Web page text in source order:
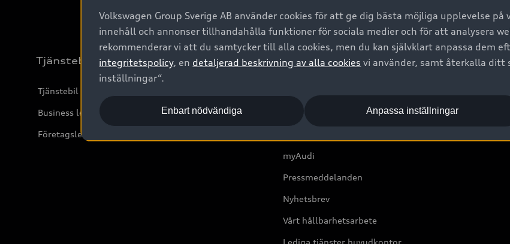
Tjänstebil
Tjänstebil
Business lease online
Företagsleasing
Om Audi Sverige
Boka Service online
myAudi
Pressmeddelanden
Nyhetsbrev
Vårt hållbarhetsarbete
Lediga tjänster huvudkontor
Volkswagen Group Sverige AB använder cookies för att ge dig bästa möjliga upplevelse
innehåll och annonser tillhandahålla funktioner för sociala medier och för att analysera
rekommenderar vi att du samtycker till alla cookies, men du kan självklart anpassa dem
integritetspolicy, en detaljerad beskrivning av alla cookies vi använder, samt återkalla ditt
inställningar“.
Enbart nödvändiga Anpassa inställningar